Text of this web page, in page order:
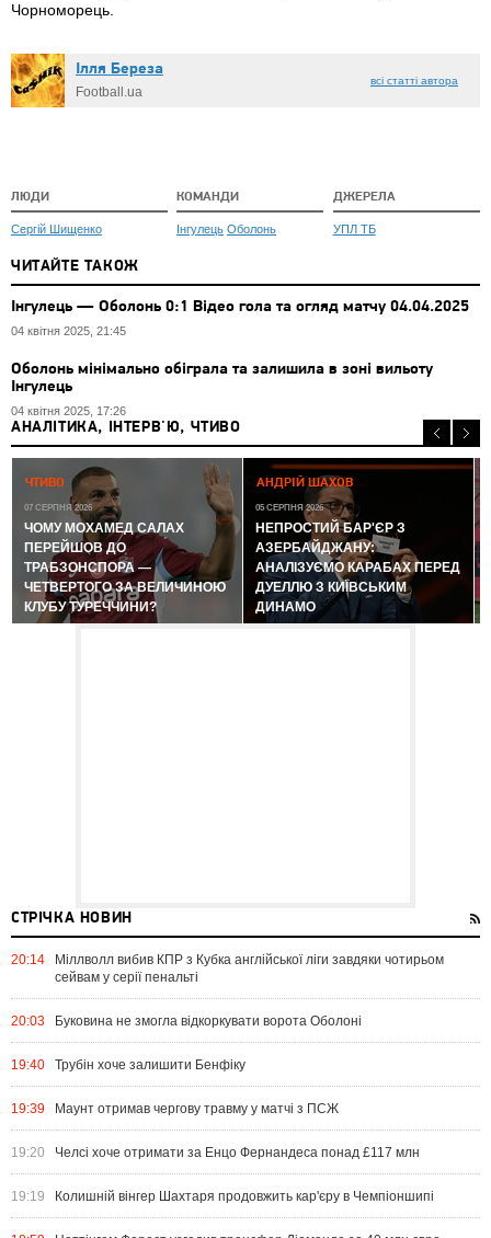
Чорноморець.
Ілля Береза
Football.ua
всі статті автора
ЛЮДИ
Сергій Шищенко
КОМАНДИ
Інгулець Оболонь
ДЖЕРЕЛА
УПЛ ТБ
ЧИТАЙТЕ ТАКОЖ
Інгулець — Оболонь 0:1 Відео гола та огляд матчу 04.04.2025
04 квітня 2025, 21:45
Оболонь мінімально обіграла та залишила в зоні вильоту
Інгулець
04 квітня 2025, 17:26
АНАЛІТИКА, ІНТЕРВ'Ю, ЧТИВО
ЧТИВО
07 СЕРПНЯ 2026
ЧОМУ МОХАМЕД САЛАХ
ПЕРЕЙШОВ ДО
ТРАБЗОНСПОРА —
ЧЕТВЕРТОГО ЗА ВЕЛИЧИНОЮ
КЛУБУ ТУРЕЧЧИНИ?
АНДРІЙ ШАХОВ
05 СЕРПНЯ 2026
НЕПРОСТИЙ БАР'ЄР З
АЗЕРБАЙДЖАНУ:
АНАЛІЗУЄМО КАРАБАХ ПЕРЕД
ДУЕЛЛЮ З КИЇВСЬКИМ
ДИНАМО
СТРІЧКА НОВИН
20:14
Міллволл вибив КПР з Кубка англійської ліги завдяки чотирьом
сейвам у серії пенальті
20:03 Буковина не змогла відкоркувати ворота Оболоні
19:40 Трубін хоче залишити Бенфіку
19:39 Маунт отримав чергову травму у матчі з ПСЖ
19:20 Челсі хоче отримати за Енцо Фернандеса понад £117 млн
19:19 Колишній вінгер Шахтаря продовжить кар'єру в Чемпіоншипі